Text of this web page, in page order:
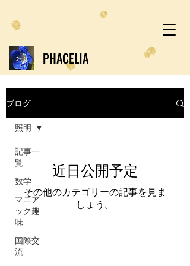
PHACELIA
ブログ
記事一
覧
数学
マニア
ック趣
味
国際交
流
照明
近日公開予定
その他のカテゴリーの記事を見ま
しょう。